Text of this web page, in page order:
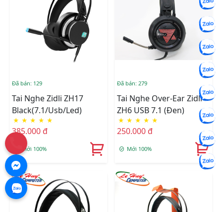
Đã bán: 129
Tai Nghe Zidli ZH17
Black(7.1/usb/led)
★ ★ ★ ★ ★
385.000 đ
Mới 100%
Đã bán: 279
Tai Nghe Over-Ear Zidli
ZH6 USB 7.1 (Đen)
★ ★ ★ ★ ★
250.000 đ
Mới 100%